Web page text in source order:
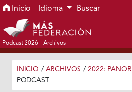
Ir al menú de navegación principal
Ir al contenido principal
Ir al pie de página del sitio
Inicio Idioma Buscar
Podcast 2026 Archivos
INICIO / ARCHIVOS / 2022:
PODCAST